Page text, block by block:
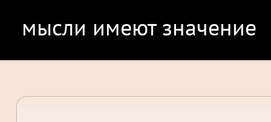
мысли имеют значение